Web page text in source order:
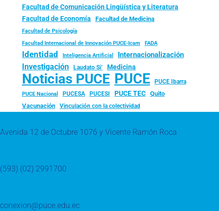
Facultad de Comunicación Lingüística y Literatura
Facultad de Economía Facultad de Medicina
Facultad de Psicología
Facultad Internacional de Innovación PUCE-Icam FADA
Identidad Inteligencia Artificial Internacionalización
Investigación Laudato Si’ Medicina
Noticias PUCE PUCE PUCE Ibarra
PUCE Nacional PUCESA PUCESI PUCE TEC
Quito
Vacunación
Vinculación con la colectividad
Avenida 12 de Octubre 1076 y Vicente Ramón Roca
(593) (02) 2991700
conexion@puce.edu.ec